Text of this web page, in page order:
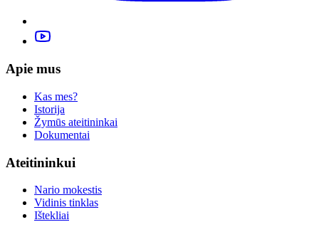
Apie mus
Kas mes?
Istorija
Žymūs ateitininkai
Dokumentai
Ateitininkui
Nario mokestis
Vidinis tinklas
Ištekliai